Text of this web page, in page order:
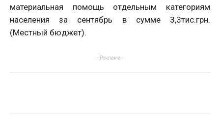
материальная помощь отдельным категориям
населения за сентябрь в сумме 3,3тис.грн.
(Местный бюджет).
- Реклама -